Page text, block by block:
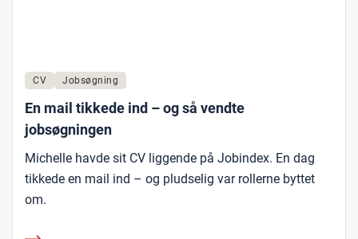
CV Jobsøgning
En mail tikkede ind – og så vendte
jobsøgningen
Michelle havde sit CV liggende på Jobindex. En dag
tikkede en mail ind – og pludselig var rollerne byttet
om.